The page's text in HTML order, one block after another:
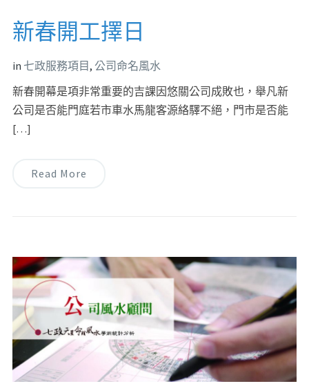
新春開工擇日
in 七政服務項目 , 公司命名風水
新春開幕是項非常重要的吉課因悠關公司成敗也，舉凡新
公司是否能門庭若市車水馬龍客源絡驛不絕，門市是否能
[…]
Read More